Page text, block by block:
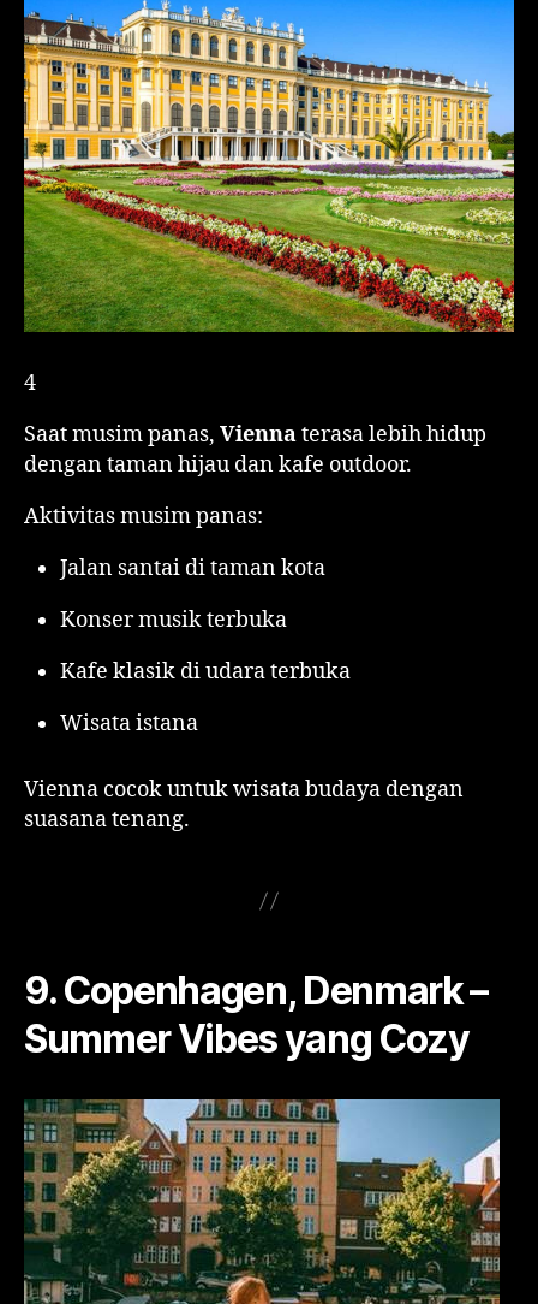
4
Saat musim panas, Viennaterasa lebih hidup
dengan taman hijau dan kafe outdoor.
Aktivitas musim panas:
Jalan santai di taman kota
Konser musik terbuka
Kafe klasik di udara terbuka
Wisata istana
Vienna cocok untuk wisata budaya dengan
suasana tenang.
9. Copenhagen, Denmark –
Summer Vibes yang Cozy